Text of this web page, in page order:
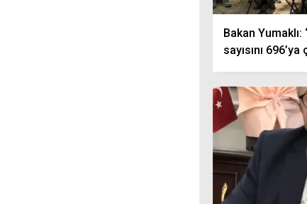
Bakan
sayısını 696’ya